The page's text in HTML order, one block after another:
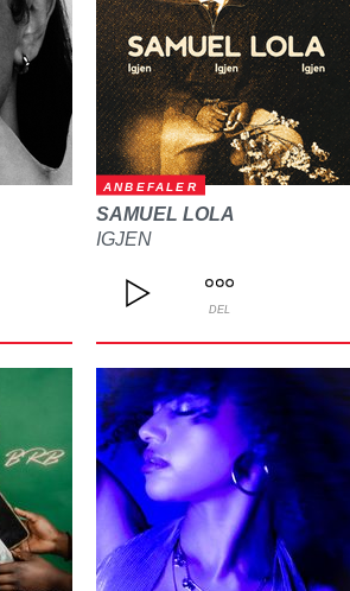
ANBEFALER
SAMUEL LOLA
IGJEN
DEL